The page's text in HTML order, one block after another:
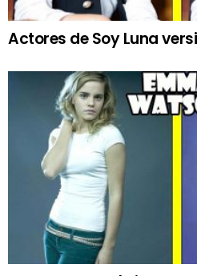
Actores de Soy Luna